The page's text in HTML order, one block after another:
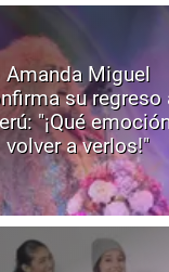
Amanda Miguel
su regreso
"¡Qué
volver a verlos!"